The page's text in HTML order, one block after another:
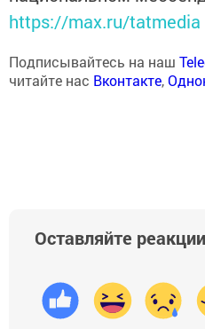
https://max.ru/tatmedia
Подписывайтесь на наш
читайте нас Вконтакте,
Оставляйте реакции